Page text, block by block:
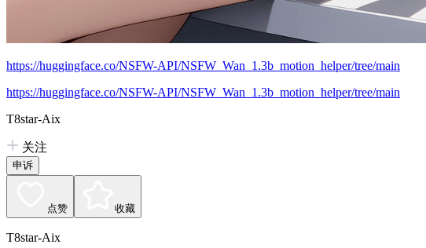
https://huggingface.co/NSFW-API/NSFW_Wan_1.3b_motion_helper/tree/main
https://huggingface.co/NSFW-API/NSFW_Wan_1.3b_motion_helper/tree/main
T8star-Aix
关注
申诉
点赞 收藏
T8star-Aix